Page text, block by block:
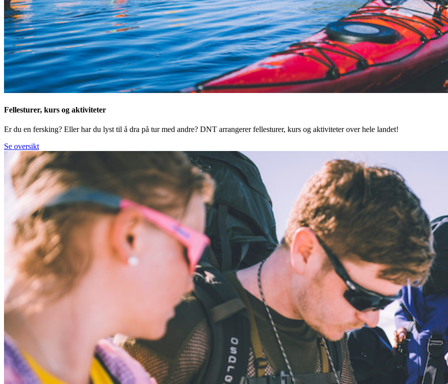
Fellesturer, kurs og aktiviteter
Er du en fersking? Eller har du lyst til å dra på tur med andre? DNT arrangerer fellesturer, kurs og aktiviteter over hele landet!
Se oversikt